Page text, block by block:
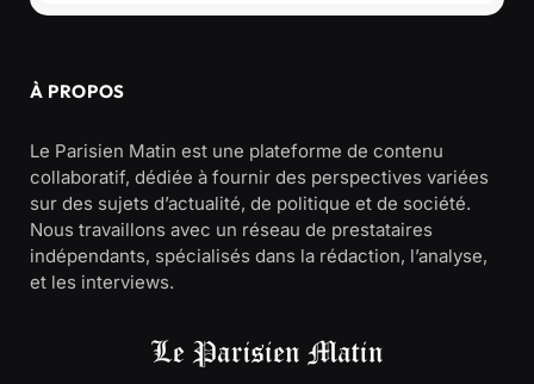
À PROPOS
Le Parisien Matin est une plateforme de contenu
collaboratif, dédiée à fournir des perspectives variées
sur des sujets d’actualité, de politique et de société.
Nous travaillons avec un réseau de prestataires
indépendants, spécialisés dans la rédaction, l’analyse,
et les interviews.